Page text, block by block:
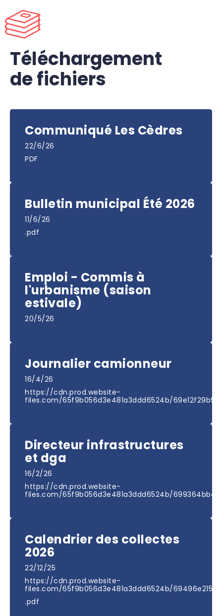
Téléchargement
de fichiers
Communiqué Les Cèdres
22/6/26
PDF
Bulletin municipal Été 2026
11/6/26
.pdf
Emploi - Commis à
l'urbanisme (saison
estivale)
20/5/26
Journalier camionneur
16/4/26
https://cdn.prod.website-
files.com/65f9b056d3e481a3ddd6524b/
Directeur infrastructures
et dga
16/2/26
https://cdn.prod.website-
files.com/65f9b056d3e481a3ddd6524b/
Calendrier des collectes
2026
22/12/25
https://cdn.prod.website-
files.com/65f9b056d3e481a3ddd6524b/
.pdf